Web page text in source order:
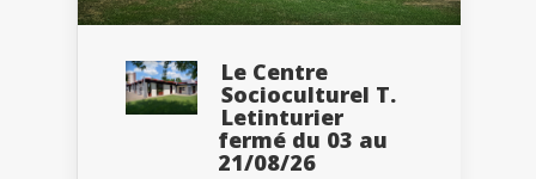
Le Centre
Socioculturel T.
Letinturier
fermé du 03 au
21/08/26